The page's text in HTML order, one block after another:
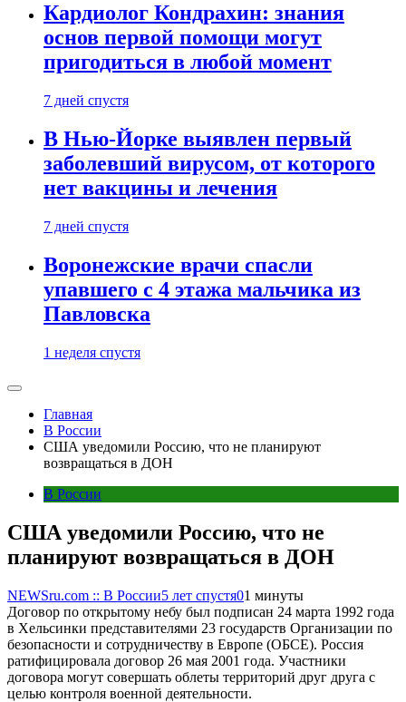
Кардиолог Кондрахин: знания
основ первой помощи могут
пригодиться в любой момент
7 дней спустя
В Нью-Йорке выявлен первый
заболевший вирусом, от которого
нет вакцины и лечения
7 дней спустя
Воронежские врачи спасли
упавшего с 4 этажа мальчика из
Павловска
1 неделя спустя
Главная
В России
США уведомили Россию, что не планируют
возвращаться в ДОН
В России
США уведомили Россию, что не
планируют возвращаться в ДОН
NEWSru.com :: В России5 лет спустя01 минуты
Договор по открытому небу был подписан 24 марта 1992 года
в Хельсинки представителями 23 государств Организации по
безопасности и сотрудничеству в Европе (ОБСЕ). Россия
ратифицировала договор 26 мая 2001 года. Участники
договора могут совершать облеты территорий друг друга с
целью контроля военной деятельности.